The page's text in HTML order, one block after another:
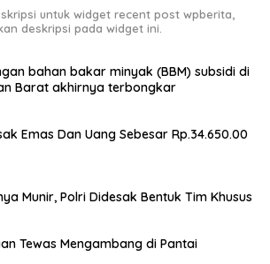
untuk widget recent post wpberita,
deskripsi pada widget ini.
bahan bakar minyak (BBM) subsidi di
Barat akhirnya terbongkar
Emas Dan Uang Sebesar Rp.34.650.00
Munir, Polri Didesak Bentuk Tim Khusus
Tewas Mengambang di Pantai